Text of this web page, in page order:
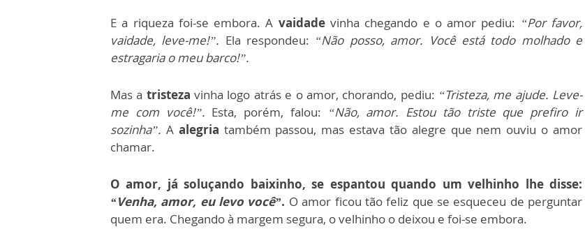
E a riqueza foi-se embora. A vaidadevinha chegando e o amor pediu: “Por favor,
vaidade, leve-me!”. Ela respondeu: “Não posso, amor. Você está todo molhado e
estragaria o meu barco!”.
Mas a tristeza vinha logo atrás e o amor, chorando, pediu: “Tristeza, me ajude. Leve-
me com você!”. Esta, porém, falou: “Não, amor. Estou tão triste que prefiro ir
sozinha”. A alegria também passou, mas estava tão alegre que nem ouviu o amor
chamar.
O amor, já soluçando baixinho, se espantou quando um velhinho lhe disse:
“Venha, amor, eu levo você”. O amor ficou tão feliz que se esqueceu de perguntar
quem era. Chegando à margem segura, o velhinho o deixou e foi-se embora.